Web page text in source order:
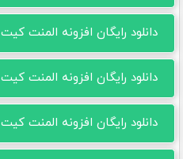
دانلود رایگان افزونه المنت کیت ElementsKit پرو نسخه 2.6.3
دانلود رایگان افزونه المنت کیت ElementsKit پرو نسخه 2.6.2
دانلود رایگان افزونه المنت کیت ElementsKit پرو نسخه 2.6.1